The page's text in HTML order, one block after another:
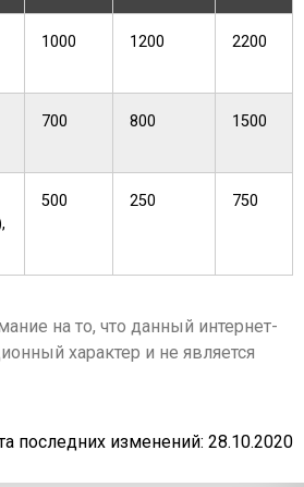
1000 1200 2200
700 800 1500
500 250 750
на то, что данный интернет-
характер и не является
последних изменений: 28.10.2020